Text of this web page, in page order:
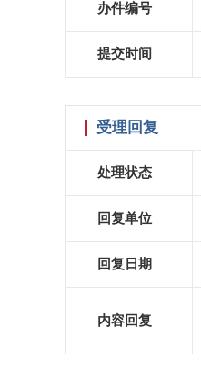
办件编号
提交时间
受理回复
处理状态
回复单位
回复日期
内容回复